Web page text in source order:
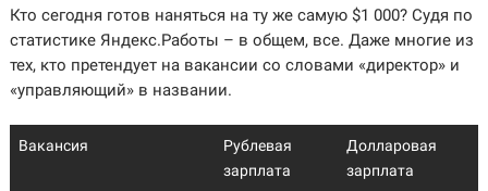
Кто сегодня готов наняться на ту же самую $1 000? Судя по
статистике Яндекс.Работы – в общем, все. Даже многие из
тех, кто претендует на вакансии со словами «директор» и
«управляющий» в названии.
Вакансия
Рублевая
зарплата
Долларовая
зарплата